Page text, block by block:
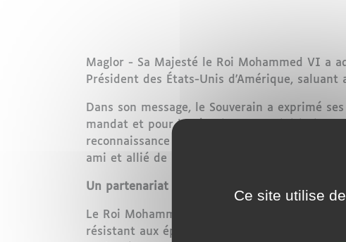
Maglor - Sa Majesté le Roi Mohammed VI a
Président des États-Unis d'Amérique,
Dans son message, le Souverain a exprimé
mandat et pour la réussite de ses initiatives
reconnaissance de son patriotisme et de
ami et allié de longue date. »
Un partenariat historique entre le Maroc et
Le Roi Mohammed VI a rappelé l'alliance
résistant aux épreuves du temps, repose sur
Ce site utilise